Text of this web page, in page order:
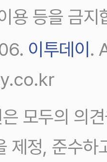
용 등을 금지
이투데이.
모두의 의
제정, 준수하